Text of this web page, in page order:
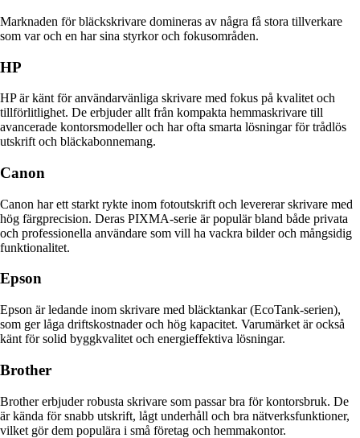
Marknaden för bläckskrivare domineras av några få stora tillverkare
som var och en har sina styrkor och fokusområden.
HP
HP är känt för användarvänliga skrivare med fokus på kvalitet och
tillförlitlighet. De erbjuder allt från kompakta hemmaskrivare till
avancerade kontorsmodeller och har ofta smarta lösningar för trådlös
utskrift och bläckabonnemang.
Canon
Canon har ett starkt rykte inom fotoutskrift och levererar skrivare med
hög färgprecision. Deras PIXMA-serie är populär bland både privata
och professionella användare som vill ha vackra bilder och mångsidig
funktionalitet.
Epson
Epson är ledande inom skrivare med bläcktankar (EcoTank-serien),
som ger låga driftskostnader och hög kapacitet. Varumärket är också
känt för solid byggkvalitet och energieffektiva lösningar.
Brother
Brother erbjuder robusta skrivare som passar bra för kontorsbruk. De
är kända för snabb utskrift, lågt underhåll och bra nätverksfunktioner,
vilket gör dem populära i små företag och hemmakontor.